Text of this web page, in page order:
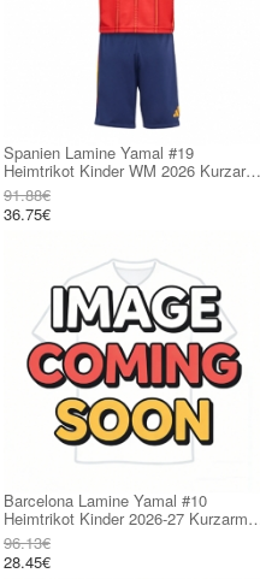
Spanien Lamine Yamal #19
Heimtrikot Kinder WM 2026 Kurzarm
(+ kurze hosen)
91.88€
36.75€
Barcelona Lamine Yamal #10
Heimtrikot Kinder 2026-27 Kurzarm
(+ kurze hosen)
96.13€
28.45€